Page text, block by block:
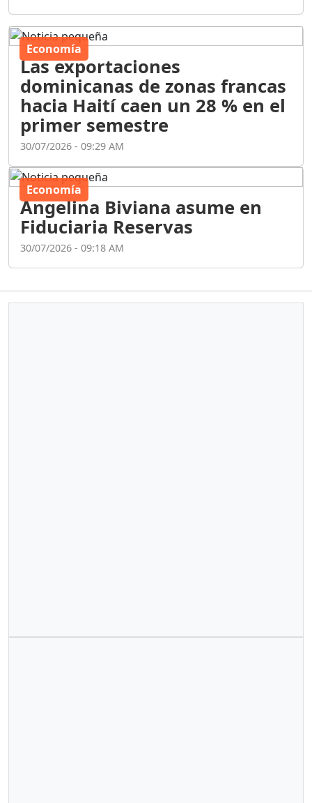
Economía
Las exportaciones
dominicanas de zonas francas
hacia Haití caen un 28 % en el
primer semestre
30/07/2026 - 09:29 AM
Economía
Angelina Biviana asume en
Fiduciaria Reservas
30/07/2026 - 09:18 AM